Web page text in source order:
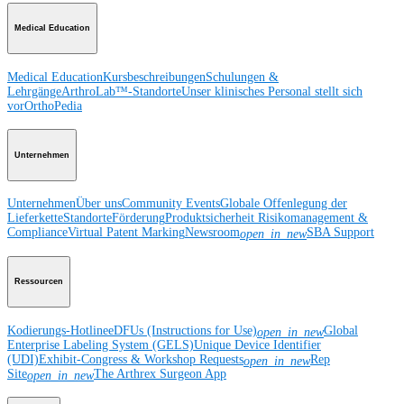
Medical Education
Medical EducationKursbeschreibungenSchulungen &
LehrgängeArthroLab™-StandorteUnser klinisches Personal stellt sich
vorOrthoPedia
Unternehmen
UnternehmenÜber unsCommunity EventsGlobale Offenlegung der
LieferketteStandorteFörderungProduktsicherheit Risikomanagement &
ComplianceVirtual Patent MarkingNewsroomopen_in_newSBA Support
Ressourcen
Kodierungs-HotlineeDFUs (Instructions for Use)open_in_newGlobal
Enterprise Labeling System (GELS)Unique Device Identifier
(UDI)Exhibit-Congress & Workshop Requestsopen_in_newRep
Siteopen_in_newThe Arthrex Surgeon App